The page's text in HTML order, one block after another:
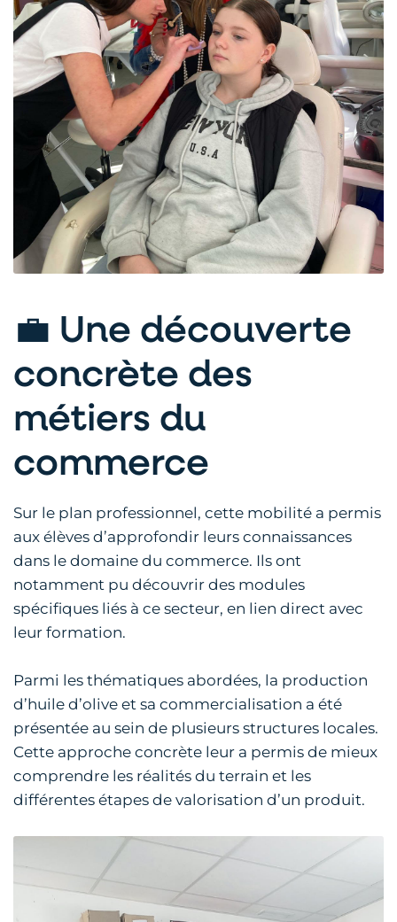
💼 Une découverte
concrète des
métiers du
commerce
Sur le plan professionnel, cette mobilité a permis
aux élèves d’approfondir leurs connaissances
dans le domaine du commerce. Ils ont
notamment pu découvrir des modules
spécifiques liés à ce secteur, en lien direct avec
leur formation.
Parmi les thématiques abordées, la production
d’huile d’olive et sa commercialisation a été
présentée au sein de plusieurs structures locales.
Cette approche concrète leur a permis de mieux
comprendre les réalités du terrain et les
différentes étapes de valorisation d’un produit.